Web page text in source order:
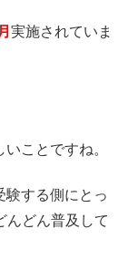
実施されていま
ことですね。
験する側にとっ
んどん普及して